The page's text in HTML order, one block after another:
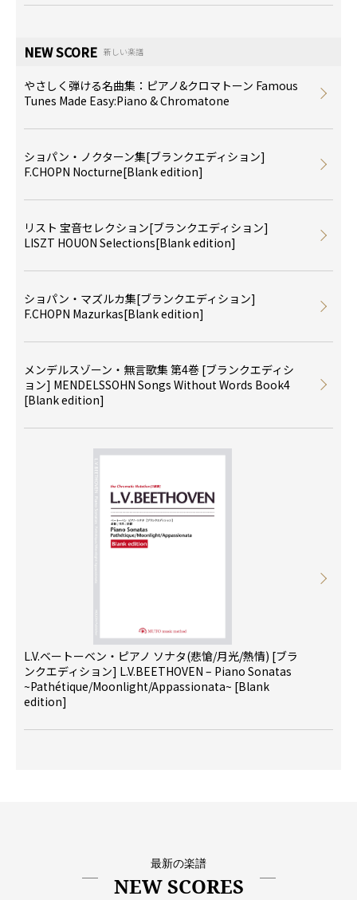
NEW SCORE 新しい楽譜
やさしく弾ける名曲集：ピアノ&クロマトーン Famous
Tunes Made Easy:Piano & Chromatone
ショパン・ノクターン集[ブランクエディション]
F.CHOPN Nocturne[Blank edition]
リスト 宝音セレクション[ブランクエディション]
LISZT HOUON Selections[Blank edition]
ショパン・マズルカ集[ブランクエディション]
F.CHOPN Mazurkas[Blank edition]
メンデルスゾーン・無言歌集 第4巻 [ブランクエディシ
ョン] MENDELSSOHN Songs Without Words Book4
[Blank edition]
L.V.ベートーベン・ピアノ ソナタ(悲愴/月光/熱情) [ブラ
ンクエディション] L.V.BEETHOVEN – Piano Sonatas
~Pathétique/Moonlight/Appassionata~ [Blank
edition]
最新の楽譜
NEW SCORES